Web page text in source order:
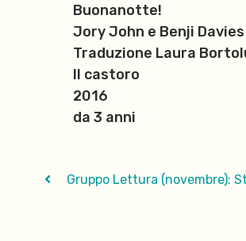
Buonanotte!
Jory John e Benji Davies
Traduzione Laura
Il castoro
2016
da 3 anni
Gruppo Lettura (novembre):